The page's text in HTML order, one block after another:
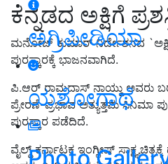
ಅಗ್ರಿಪೀಡಿಯಾ
ಯಶೋಗಾಥೆ
Photo
ಕನ್ನಡದ ಅಕ್ಷಿಗೆ
ಮನೋಜ್ ಕುಮಾರ್ ನಿರ್ದೇಶನದ `ಅಕ್ಷಿ’
ಪುರಸ್ಕಾರಕ್ಕೆ ಭಾಜನವಾಗಿದೆ.
ಪಿ.ಆರ್ ರಾಮದಾಸ್ ನಾಯ್ಡು ಅವರು
ಪ್ರೇರಣೆ-ಪ್ರಭಾವ ಅತ್ಯುತ್ತಮ ಸಿನಿಮಾ
ಪುರಸ್ಕಾರ ಪಡೆದಿದೆ.
ವೈಲ್ಡ್ ಕರ್ನಾಟಕ ಇಂಗ್ಲೀಷ್